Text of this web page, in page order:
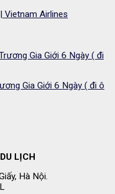
Vietnam Airlines
Gia Giới 6 Ngày ( đi ô
LỊCH
Hà Nội.